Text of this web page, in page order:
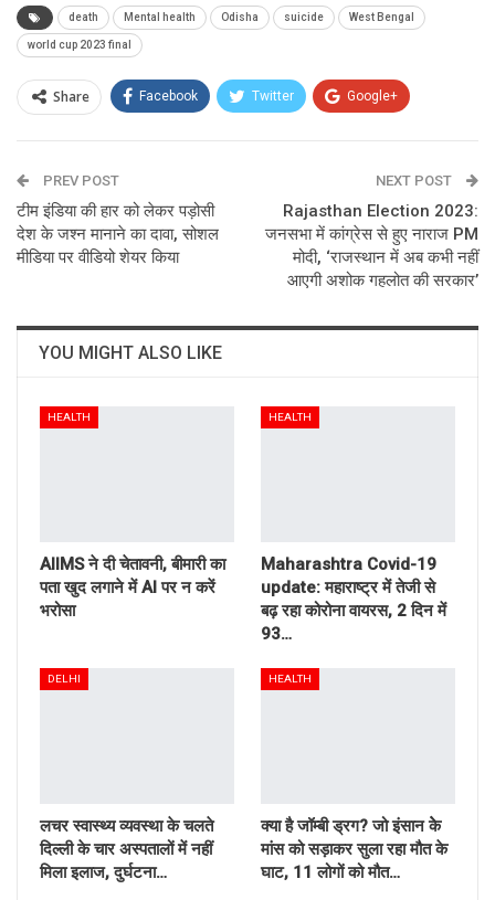
death Mental health Odisha suicide West Bengal
world cup 2023 final
Share Facebook Twitter Google+
Email
PREV POST
टीम इंडिया की हार को लेकर पड़ोसी
देश के जश्न मानाने का दावा, सोशल
मीडिया पर वीडियो शेयर किया
NEXT POST
Rajasthan Election 2023:
जनसभा में कांग्रेस से हुए नाराज PM
मोदी, ‘राजस्थान में अब कभी नहीं
आएगी अशोक गहलोत की सरकार’
YOU MIGHT ALSO LIKE
HEALTH
AIIMS ने दी चेतावनी, बीमारी का
पता खुद लगाने में AI पर न करें
भरोसा
HEALTH
Maharashtra Covid-19
update: महाराष्ट्र में तेजी से
बढ़ रहा कोरोना वायरस, 2 दिन में
93…
DELHI
लचर स्वास्थ्य व्यवस्था के चलते
दिल्ली के चार अस्पतालों में नहीं
मिला इलाज, दुर्घटना…
HEALTH
क्या है जॉम्बी ड्रग? जो इंसान केे
मांस को सड़ाकर सुला रहा मौत के
घाट, 11 लोगों को मौत…